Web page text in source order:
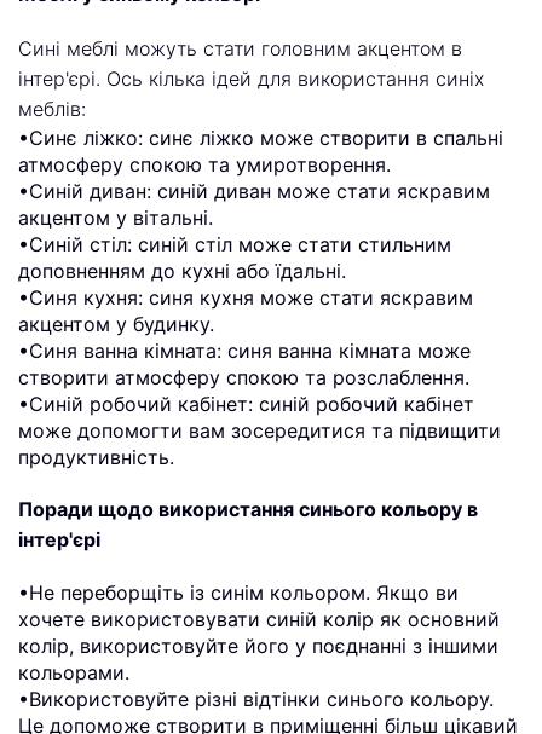
Сині меблі можуть стати головним акцентом в
інтер'єрі. Ось кілька ідей для використання синіх
меблів:
•Синє ліжко: синє ліжко може створити в спальні
атмосферу спокою та умиротворення.
•Синій диван: синій диван може стати яскравим
акцентом у вітальні.
•Синій стіл: синій стіл може стати стильним
доповненням до кухні або їдальні.
•Синя кухня: синя кухня може стати яскравим
акцентом у будинку.
•Синя ванна кімната: синя ванна кімната може
створити атмосферу спокою та розслаблення.
•Синій робочий кабінет: синій робочий кабінет
може допомогти вам зосередитися та підвищити
продуктивність.
Поради щодо використання синього кольору в
інтер'єрі
•Не переборщіть із синім кольором. Якщо ви
хочете використовувати синій колір як основний
колір, використовуйте його у поєднанні з іншими
кольорами.
•Використовуйте різні відтінки синього кольору.
Це допоможе створити в приміщенні більш цікавий